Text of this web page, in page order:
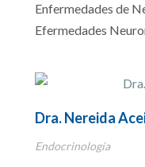
Enfermedades de
Efermedades
Dra. Nereida
Endocrinología